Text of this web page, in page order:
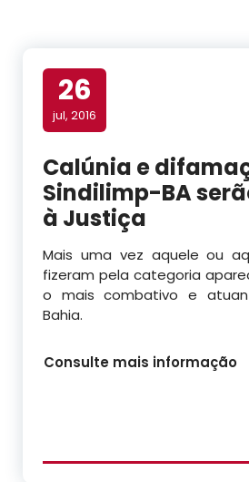
26
jul, 2016
Calúnia e
Sindilimp-BA
à Justiça
Mais uma vez aquele ou
fizeram pela categoria
o mais combativo e
Bahia.
Consulte mais informação